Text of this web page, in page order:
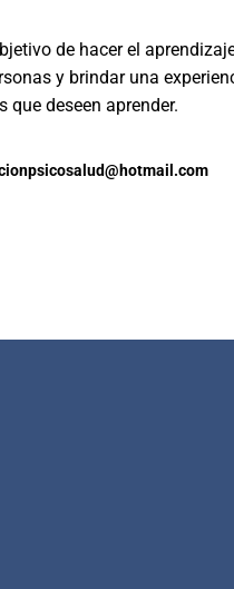
de hacer el
y brindar una
deseen aprender.